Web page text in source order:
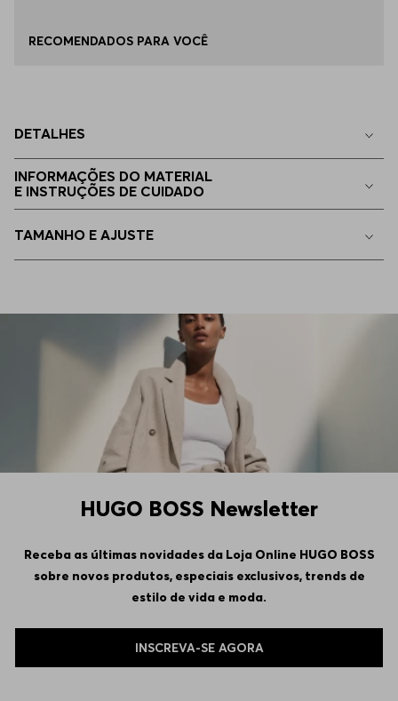
M - M
EGG Indisponível
EEGG Indisponível
RECOMENDADOS PARA VOCÊ
DETALHES
INFORMAÇÕES DO MATERIAL
E INSTRUÇÕES DE CUIDADO
TAMANHO E AJUSTE
HUGO BOSS Newsletter
Receba as últimas novidades da Loja Online HUGO BOSS
sobre novos produtos, especiais exclusivos, trends de
estilo de vida e moda.
INSCREVA-SE AGORA